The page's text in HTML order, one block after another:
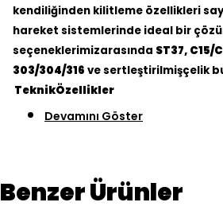
kendiliğinden kilitleme özellikleri
hareket sistemlerinde ideal bir
seçeneklerimizarasında ST37, C15/
303/304/316 ve sertleştirilmişçelik
TeknikÖzellikler
Devamını Göster
Benzer Ürünler